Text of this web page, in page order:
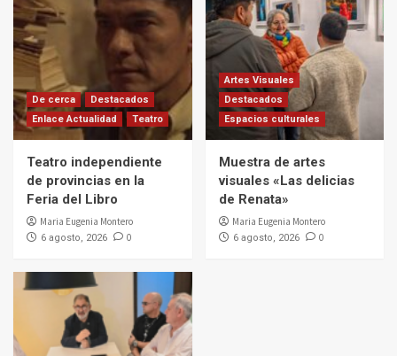
De cerca
Destacados
Enlace Actualidad
Teatro
Teatro independiente
de provincias en la
Feria del Libro
Maria Eugenia Montero
6 agosto, 2026 0
Artes Visuales
Destacados
Espacios culturales
Muestra de artes
visuales «Las delicias
de Renata»
Maria Eugenia Montero
6 agosto, 2026 0